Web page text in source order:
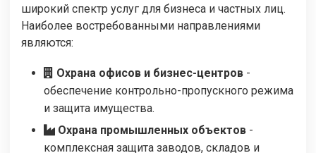
широкий спектр услуг для бизнеса и частных лиц.
Наиболее востребованными направлениями
являются:
Охрана офисов и бизнес-центров -
обеспечение контрольно-пропускного режима
и защита имущества.
Охрана промышленных объектов -
комплексная защита заводов, складов и